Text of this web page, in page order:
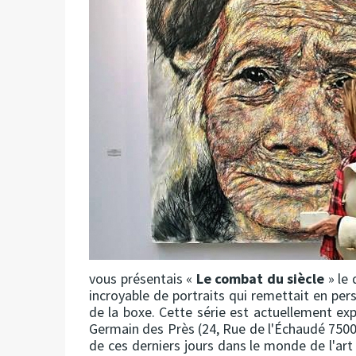
vous présentais « Le combat du siècle » le
incroyable de portraits qui remettait en
de la boxe. Cette série est actuellement
Germain des Près (24, Rue de l'Échaudé
de ces derniers jours dans le monde de